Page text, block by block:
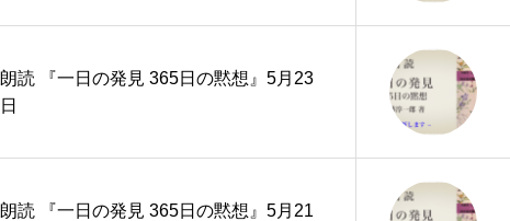
朗読 『一日の発見 365日の黙想』5月23
日
朗読 『一日の発見 365日の黙想』5月21